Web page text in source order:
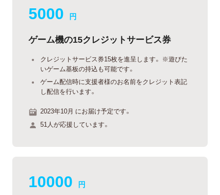
5000 円
ゲーム機の15クレジットサービス券
クレジットサービス券15枚を進呈します。 ※遊びた
いゲーム基板の持込も可能です。
ゲーム配信時に支援者様のお名前をクレジット表記
し配信を行います。
2023年10月 にお届け予定です。
51人が応援しています。
10000 円